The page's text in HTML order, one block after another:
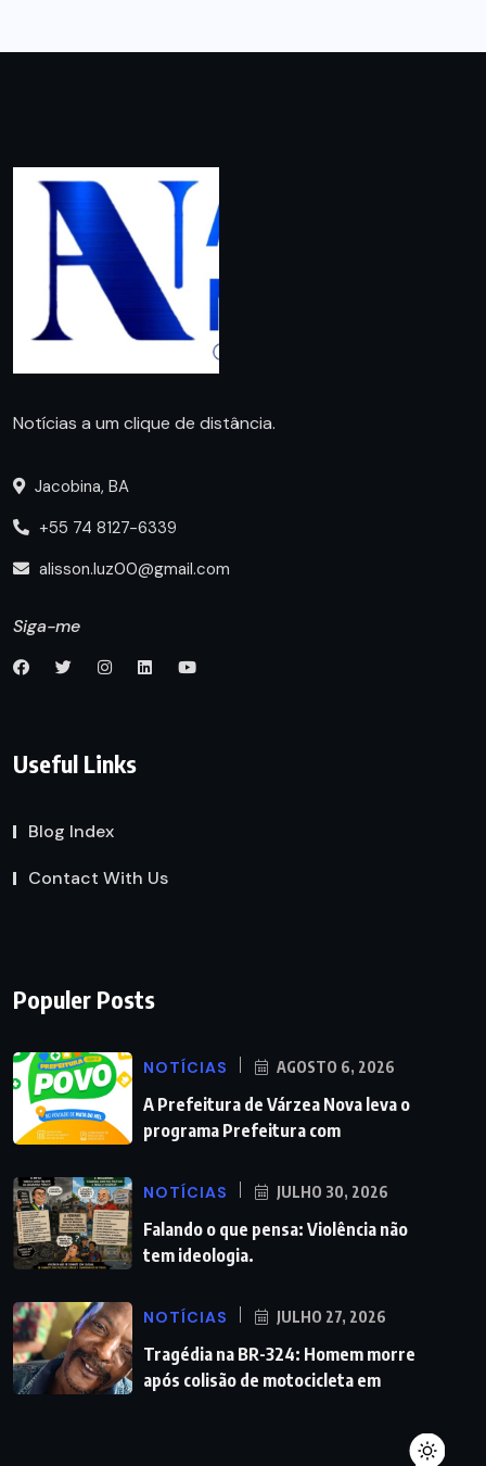
Notícias a um clique de distância.
Jacobina, BA
+55 74 8127-6339
alisson.luz00@gmail.com
Siga-me
Useful Links
Blog Index
Contact With Us
Populer Posts
NOTÍCIAS AGOSTO 6, 2026
A Prefeitura de Várzea Nova leva o
programa Prefeitura com
NOTÍCIAS JULHO 30, 2026
Falando o que pensa: Violência não
tem ideologia.
NOTÍCIAS JULHO 27, 2026
Tragédia na BR-324: Homem morre
após colisão de motocicleta em